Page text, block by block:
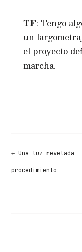
TF: Tengo
un
el proyecto
marcha.
←Una luz revelada
procedimiento